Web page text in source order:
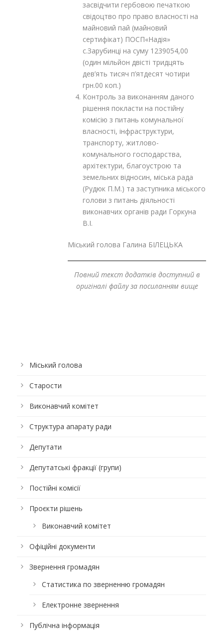
засвідчити гербовою печаткою
свідоцтво про право власності на
майновий пай (майновий
сертифікат) ПОСП«Надія»
с.Зарубинці на суму 1239054,00
(один мільйон двісті тридцять
дев’ять тисяч п’ятдесят чотири
грн.00 коп.)
Контроль за виконанням даного
рішення покласти на постійну
комісію з питань комунальної
власності, інфраструктури,
транспорту, житлово-
комунального господарства,
архітектури, благоустрою та
земельних відносин, міська рада
(Рудюк П.М.) та заступника міського
голови з питань діяльності
виконавчих органів ради Горкуна
В.І.
Міський голова Галина БІЛЕЦЬКА
Повний текст додатків доступний в
оригіналі файлу за посиланням вище
Міський голова
Старости
Виконавчий комітет
Структура апарату ради
Депутати
Депутатські фракції (групи)
Постійні комісії
Проєкти рішень
Виконавчий комітет
Офіційні документи
Звернення громадян
Статистика по зверненню громадян
Електронне звернення
Публічна інформація